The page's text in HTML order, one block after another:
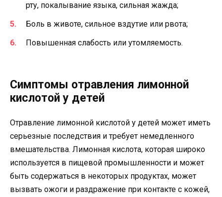
рту, покалывание языка, сильная жажда;
Боль в животе, сильное вздутие или рвота;
Повышенная слабость или утомляемость.
Симптомы отравления лимонной
кислотой у детей
Отравление лимонной кислотой у детей может иметь
серьезные последствия и требует немедленного
вмешательства. Лимонная кислота, которая широко
используется в пищевой промышленности и может
быть содержаться в некоторых продуктах, может
вызвать ожоги и раздражение при контакте с кожей,